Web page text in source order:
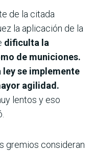
de la citada
la aplicación de la
dificulta la
de municiones.
ley se implemente
agilidad.
lentos y eso
gremios consideran